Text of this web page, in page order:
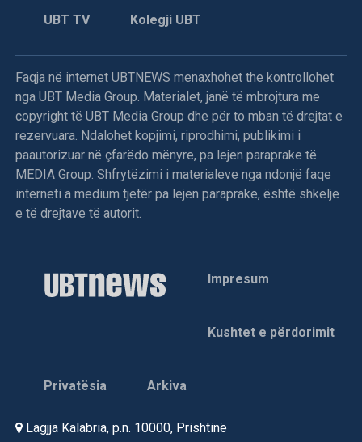
UBT TV Kolegji UBT
Faqja në internet UBTNEWS menaxhohet the kontrollohet
nga UBT Media Group. Materialet, janë të mbrojtura me
copyright të UBT Media Group dhe për to mban të drejtat e
rezervuara. Ndalohet kopjimi, riprodhimi, publikimi i
paautorizuar në çfarëdo mënyre, pa lejen paraprake të
MEDIA Group. Shfrytëzimi i materialeve nga ndonjë faqe
interneti a medium tjetër pa lejen paraprake, është shkelje
e të drejtave të autorit.
Impresum
Kushtet e përdorimit
Privatësia Arkiva
Lagjja Kalabria, p.n. 10000, Prishtinë